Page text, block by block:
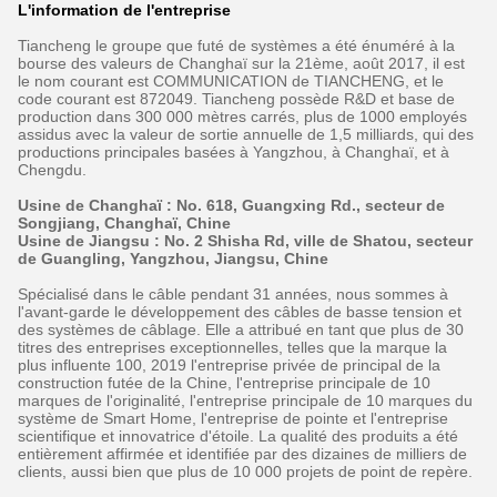
L'information de l'entreprise
Tiancheng le groupe que futé de systèmes a été énuméré à la
bourse des valeurs de Changhaï sur la 21ème, août 2017, il est
le nom courant est COMMUNICATION de TIANCHENG, et le
code courant est 872049. Tiancheng possède R&D et base de
production dans 300 000 mètres carrés, plus de 1000 employés
assidus avec la valeur de sortie annuelle de 1,5 milliards, qui des
productions principales basées à Yangzhou, à Changhaï, et à
Chengdu.
Usine de Changhaï : No. 618, Guangxing Rd., secteur de
Songjiang, Changhaï, Chine
Usine de Jiangsu : No. 2 Shisha Rd, ville de Shatou, secteur
de Guangling, Yangzhou, Jiangsu, Chine
Spécialisé dans le câble pendant 31 années, nous sommes à
l'avant-garde le développement des câbles de basse tension et
des systèmes de câblage. Elle a attribué en tant que plus de 30
titres des entreprises exceptionnelles, telles que la marque la
plus influente 100, 2019 l'entreprise privée de principal de la
construction futée de la Chine, l'entreprise principale de 10
marques de l'originalité, l'entreprise principale de 10 marques du
système de Smart Home, l'entreprise de pointe et l'entreprise
scientifique et innovatrice d'étoile. La qualité des produits a été
entièrement affirmée et identifiée par des dizaines de milliers de
clients, aussi bien que plus de 10 000 projets de point de repère.